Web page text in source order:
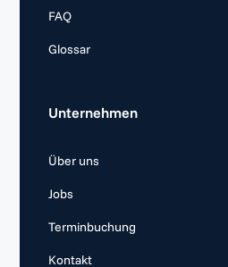
FAQ
Glossar
Unternehmen
Über uns
Jobs
Terminbuchung
Kontakt